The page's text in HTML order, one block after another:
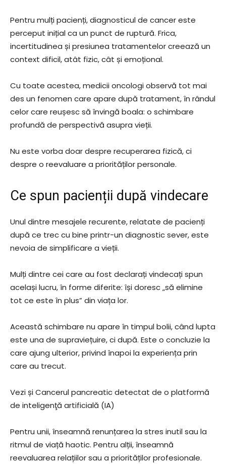
Pentru mulți pacienți, diagnosticul de cancer este
perceput inițial ca un punct de ruptură. Frica,
incertitudinea și presiunea tratamentelor creează un
context dificil, atât fizic, cât și emoțional.
Cu toate acestea, medicii oncologi observă tot mai
des un fenomen care apare după tratament, în rândul
celor care reușesc să învingă boala: o schimbare
profundă de perspectivă asupra vieții.
Nu este vorba doar despre recuperarea fizică, ci
despre o reevaluare a priorităților personale.
Ce spun pacienții după vindecare
Unul dintre mesajele recurente, relatate de pacienți
după ce trec cu bine printr-un diagnostic sever, este
nevoia de simplificare a vieții.
Mulți dintre cei care au fost declarați vindecați spun
același lucru, în forme diferite: își doresc „să elimine
tot ce este în plus” din viața lor.
Această schimbare nu apare în timpul bolii, când lupta
este una de supraviețuire, ci după. Este o concluzie la
care ajung ulterior, privind înapoi la experiența prin
care au trecut.
Vezi și Cancerul pancreatic detectat de o platformă
de inteligenţă artificială (IA)
Pentru unii, înseamnă renunțarea la stres inutil sau la
ritmul de viață haotic. Pentru alții, înseamnă
reevaluarea relațiilor sau a priorităților profesionale.